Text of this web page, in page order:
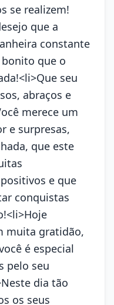
se realizem!
que a
constante
bonito que o
seu
abraços e
merece um
e surpresas,
que este
e que
conquistas
muita gratidão,
é especial
pelo seu
dia tão
os seus